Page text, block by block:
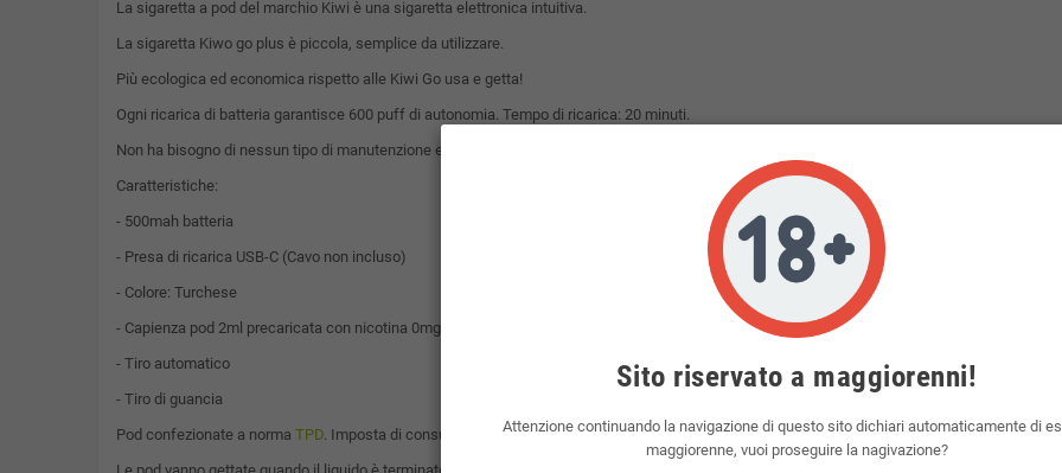
La sigaretta a pod del marchio Kiwi è una sigaretta elettronica intuitiva.
La sigaretta Kiwo go plus è piccola, semplice da utilizzare.
Più ecologica ed economica rispetto alle Kiwi Go usa e getta!
Ogni ricarica di batteria garantisce 600 puff di autonomia. Tempo di ricarica: 20 minuti.
Non ha bisogno di nessun tipo di manutenzione ed è compatibile con tutti gli altri gusti precaricati diversi da quello iniziale.
Caratteristiche:
- 500mah batteria
- Presa di ricarica USB-C (Cavo non incluso)
- Colore: Turchese
- Capienza pod 2ml precaricata con nicotina 0mg/ml
- Tiro automatico
- Tiro di guancia
Pod confezionate a norma TPD . Imposta di consumo già compresa nel prezzo della pod.
Sito riservato a maggiorenni!
Attenzione continuando la navigazione di questo sito dichiari automaticamente di
maggiorenne, vuoi proseguire la nagivazione?